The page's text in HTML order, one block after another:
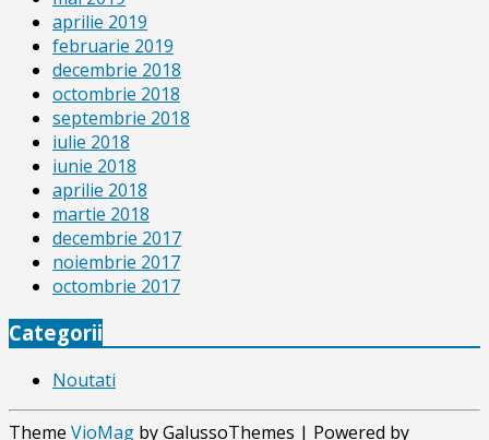
aprilie 2019
februarie 2019
decembrie 2018
octombrie 2018
septembrie 2018
iulie 2018
iunie 2018
aprilie 2018
martie 2018
decembrie 2017
noiembrie 2017
octombrie 2017
Categorii
Noutati
Theme VioMag by GalussoThemes | Powered by